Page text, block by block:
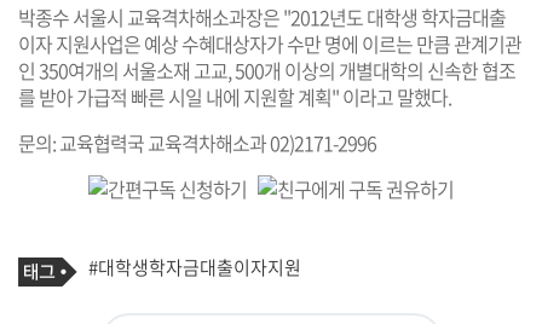
박종수 서울시 교육격차해소과장은 "2012년도 대학생 학자금대출
이자 지원사업은 예상 수혜대상자가 수만 명에 이르는 만큼 관계기관
인 350여개의 서울소재 고교, 500개 이상의 개별대학의 신속한 협조
를 받아 가급적 빠른 시일 내에 지원할 계획" 이라고 말했다.
문의: 교육협력국 교육격차해소과 02)2171-2996
사
태
그
#대학생학자금대출이자지원